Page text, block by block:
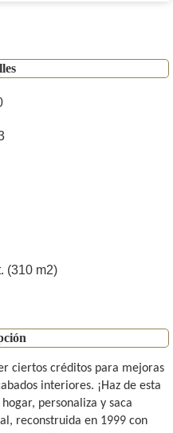
(310 m2)
ciertos créditos para mejoras
interiores. ¡Haz de esta
personaliza y saca
reconstruida en 1999 con